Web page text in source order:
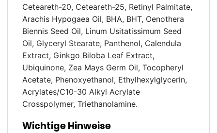
Ceteareth-20, Ceteareth-25, Retinyl Palmitate,
Arachis Hypogaea Oil, BHA, BHT, Oenothera
Biennis Seed Oil, Linum Usitatissimum Seed
Oil, Glyceryl Stearate, Panthenol, Calendula
Extract, Ginkgo Biloba Leaf Extract,
Ubiquinone, Zea Mays Germ Oil, Tocopheryl
Acetate, Phenoxyethanol, Ethylhexylglycerin,
Acrylates/C10-30 Alkyl Acrylate
Crosspolymer, Triethanolamine.
Wichtige Hinweise